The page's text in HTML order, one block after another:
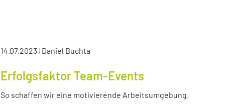
14.07.2023| Daniel Buchta
Erfolgsfaktor Team-Events
So schaffen wir eine motivierende Arbeitsumgebung.